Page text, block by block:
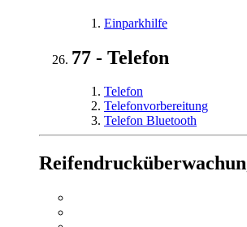
Einparkhilfe
77 - Telefon
Telefon
Telefonvorbereitung
Telefon Bluetooth